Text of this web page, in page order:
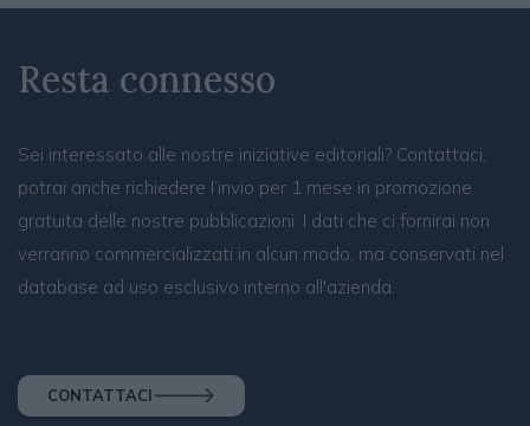
Resta connesso
Sei interessato alle nostre iniziative editoriali? Contattaci,
potrai anche richiedere l’invio per 1 mese in promozione
gratuita delle nostre pubblicazioni. I dati che ci fornirai non
verranno commercializzati in alcun modo, ma conservati nel
database ad uso esclusivo interno all'azienda.
CONTATTACI